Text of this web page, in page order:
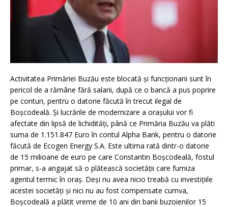
Activitatea Primăriei Buzău este blocată și funcționarii sunt în
pericol de a rămâne fără salarii, după ce o bancă a pus poprire
pe conturi, pentru o datorie făcută în trecut ilegal de
Boșcodeală. Și lucrările de modernizare a orașului vor fi
afectate din lipsă de lichidități, până ce Primăria Buzău va plăti
suma de 1.151.847 Euro în contul Alpha Bank, pentru o datorie
făcută de Ecogen Energy S.A. Este ultima rată dintr-o datorie
de 15 milioane de euro pe care Constantin Boșcodeală, fostul
primar, s-a angajat să o plătească societății care furniza
agentul termic în oraș. Deși nu avea nicio treabă cu investițiile
acestei societăți și nici nu au fost compensate cumva,
Boșcodeală a plătit vreme de 10 ani din banii buzoienilor 15